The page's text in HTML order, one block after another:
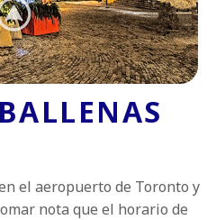
el aeropuerto de Toronto y
nota que el horario de